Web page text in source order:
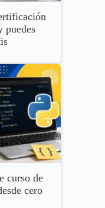
puedes
curso de
cero